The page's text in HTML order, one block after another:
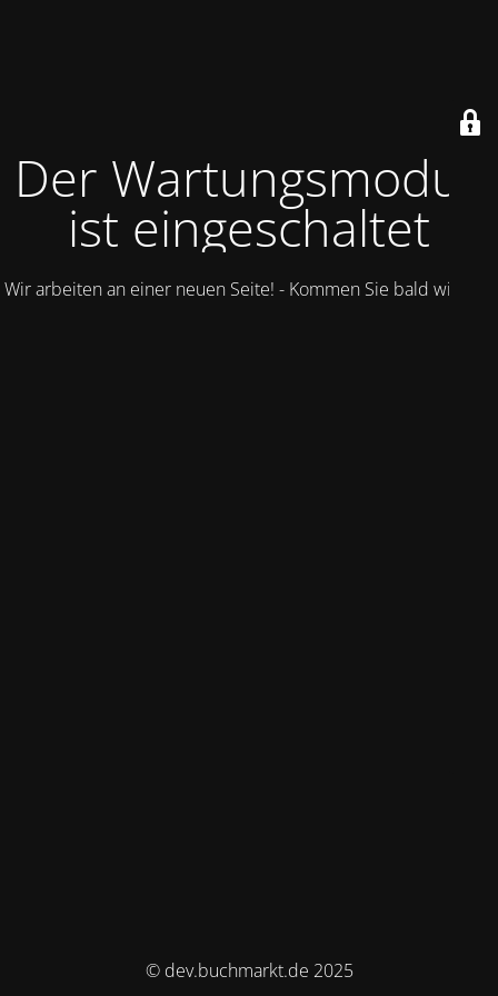
Der Wartungsmodus
ist eingeschaltet
Wir arbeiten an einer neuen Seite! - Kommen Sie bald wieder.
© dev.buchmarkt.de 2025